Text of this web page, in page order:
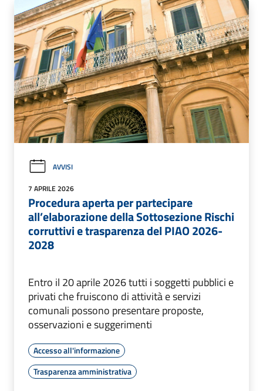
AVVISI
7 APRILE 2026
Procedura aperta per partecipare
all’elaborazione della Sottosezione Rischi
corruttivi e trasparenza del PIAO 2026-
2028
Entro il 20 aprile 2026 tutti i soggetti pubblici e
privati che fruiscono di attività e servizi
comunali possono presentare proposte,
osservazioni e suggerimenti
Accesso all'informazione
Trasparenza amministrativa